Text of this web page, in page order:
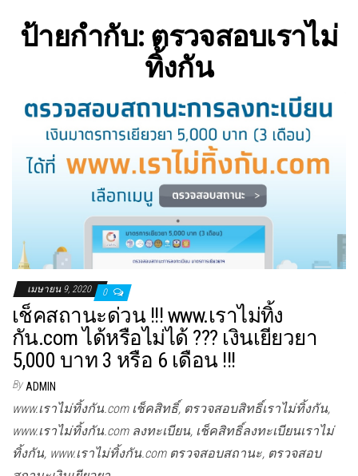
ป้ายกำกับ: ตรวจสอบเราไม่
ทิ้งกัน
เมษายน 9, 2020 0
เช็คสถานะด่วน !!! www.เราไม่ทิ้ง
กัน.com ได้หรือไม่ได้ ??? เงินเยียวยา
5,000 บาท 3 หรือ 6 เดือน !!!
By ADMIN
www.เราไม่ทิ้งกัน.com เช็คสิทธิ์, ตรวจสอบสิทธิ์เราไม่ทิ้งกัน,
www.เราไม่ทิ้งกัน.com ลงทะเบียน, เช็คสิทธิ์ลงทะเบียนเราไม่
ทิ้งกัน, www.เราไม่ทิ้งกัน.com ตรวจสอบสถานะ, ตรวจสอบ